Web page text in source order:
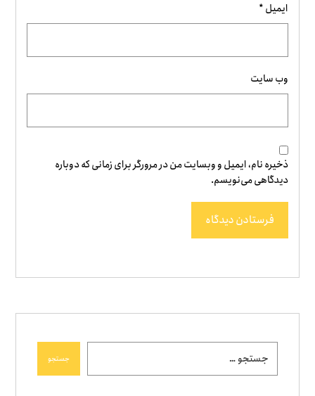
ایمیل*
وب‌ سایت
ذخیره نام، ایمیل و وبسایت من در مرورگر برای زمانی که دوباره
دیدگاهی می‌نویسم.
فرستادن دیدگاه
جستجو